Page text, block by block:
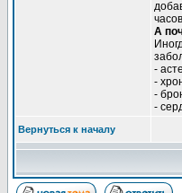
А
-
-
-
-
Вернуться к началу